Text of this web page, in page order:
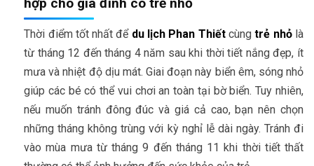
Thời điểm tốt nhất để du lịch Phan Thiếtcùngtrẻ nhỏlà
từ tháng 12 đến tháng 4 năm sau khi thời tiết nắng đẹp, ít
mưa và nhiệt độ dịu mát. Giai đoạn này biển êm, sóng nhỏ
giúp các bé có thể vui chơi an toàn tại bờ biển. Tuy nhiên,
nếu muốn tránh đông đúc và giá cả cao, bạn nên chọn
những tháng không trùng với kỳ nghỉ lễ dài ngày. Tránh đi
vào mùa mưa từ tháng 9 đến tháng 11 khi thời tiết thất